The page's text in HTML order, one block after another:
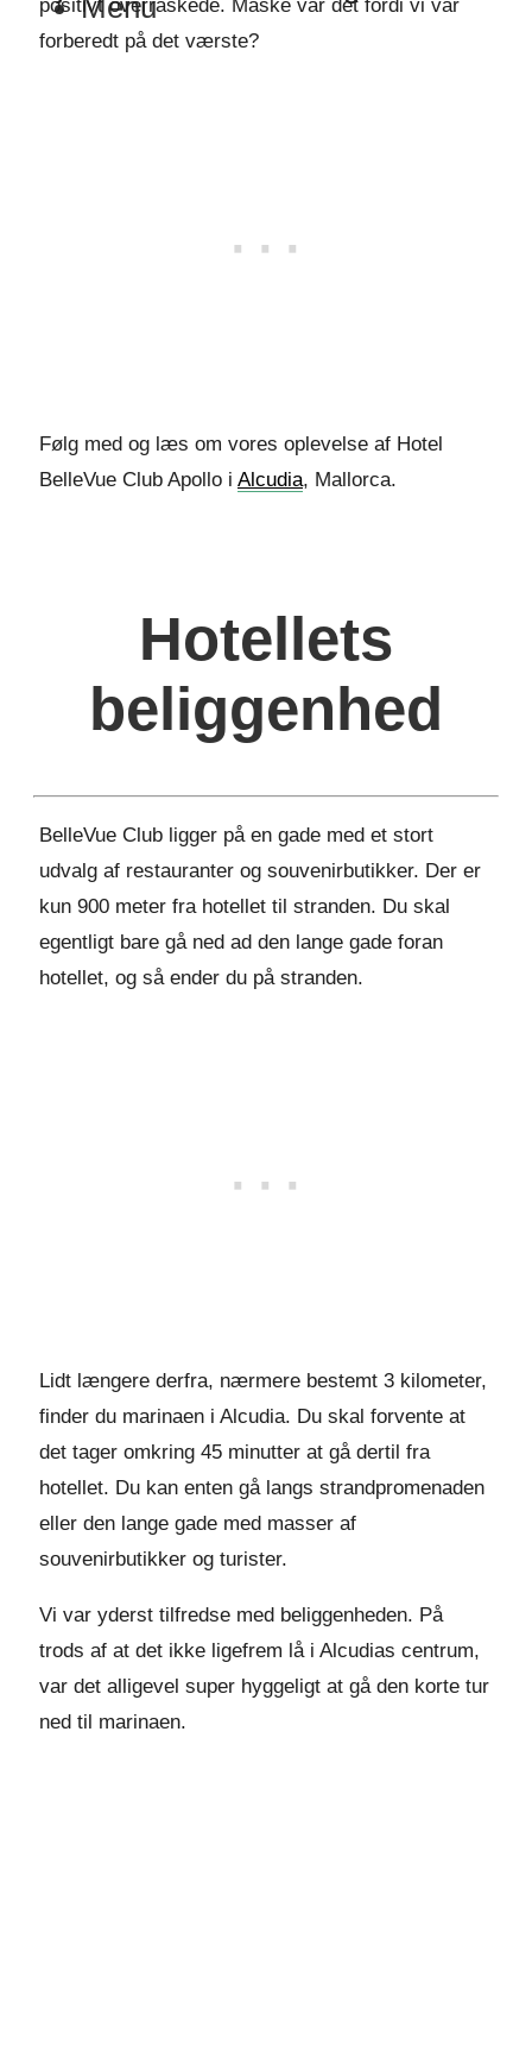
Menu
positivt overraskede. Måske var det fordi vi var
forberedt på det værste?
Følg med og læs om vores oplevelse af Hotel
BelleVue Club Apollo i Alcudia, Mallorca.
Hotellets
beliggenhed
BelleVue Club ligger på en gade med et stort
udvalg af restauranter og souvenirbutikker. Der er
kun 900 meter fra hotellet til stranden. Du skal
egentligt bare gå ned ad den lange gade foran
hotellet, og så ender du på stranden.
Lidt længere derfra, nærmere bestemt 3 kilometer,
finder du marinaen i Alcudia. Du skal forvente at
det tager omkring 45 minutter at gå dertil fra
hotellet. Du kan enten gå langs strandpromenaden
eller den lange gade med masser af
souvenirbutikker og turister.
Vi var yderst tilfredse med beliggenheden. På
trods af at det ikke ligefrem lå i Alcudias centrum,
var det alligevel super hyggeligt at gå den korte tur
ned til marinaen.